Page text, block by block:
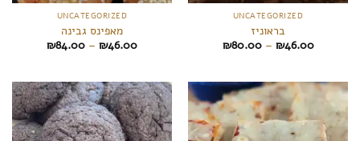
UNCATEGORIZED
בראוניז
₪46.00
–
₪80.00
Price
₪80.00
UNCATEGORIZED
מאפינס גבינה
₪46.00
–
₪84.00
Price
₪84.00